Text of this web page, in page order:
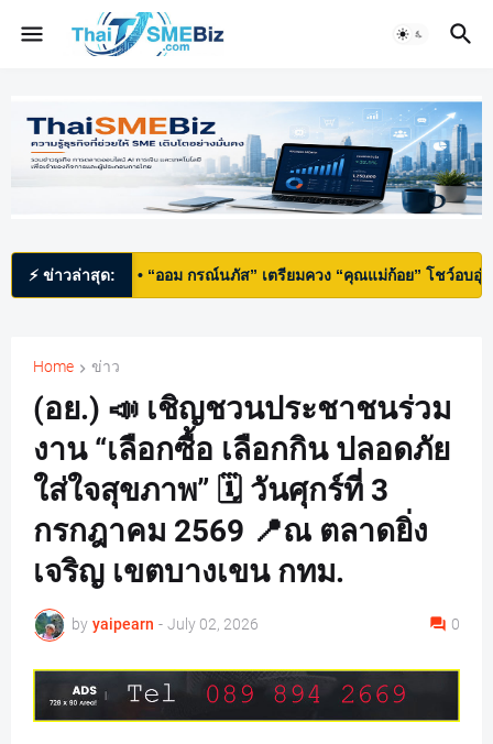
⚡ ข่าวล่าสุด:
Mai • “ออม กรณ์นภัส” เตรียมควง “คุณแม่ก้อย” โชว์อบอุ่นรับวันแ
Home ข่าว
(อย.) 📣 เชิญชวนประชาชนร่วม
งาน “เลือกซื้อ เลือกกิน ปลอดภัย
ใส่ใจสุขภาพ” 🗓️ วันศุกร์ที่ 3
กรกฎาคม 2569 📍ณ ตลาดยิ่ง
เจริญ เขตบางเขน กทม.
by yaipearn - July 02, 2026 0